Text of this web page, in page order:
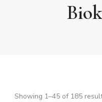
Showing 1–45 of 185